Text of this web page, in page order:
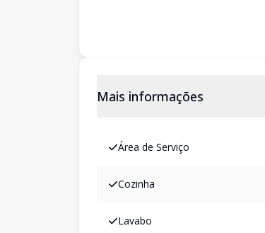
Mais informações
Área de Serviço
Cozinha
Lavabo